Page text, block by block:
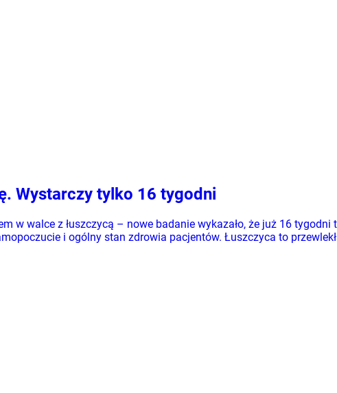
Wystarczy tylko 16 tygodni
w walce z łuszczycą – nowe badanie wykazało, że już 16
i ogólny stan zdrowia pacjentów. Łuszczyca to